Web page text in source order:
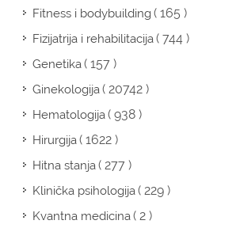
Fitness i bodybuilding( 165 )
Fizijatrija i rehabilitacija( 744 )
Genetika( 157 )
Ginekologija( 20742 )
Hematologija( 938 )
Hirurgija( 1622 )
Hitna stanja( 277 )
Klinička psihologija( 229 )
Kvantna medicina( 2 )